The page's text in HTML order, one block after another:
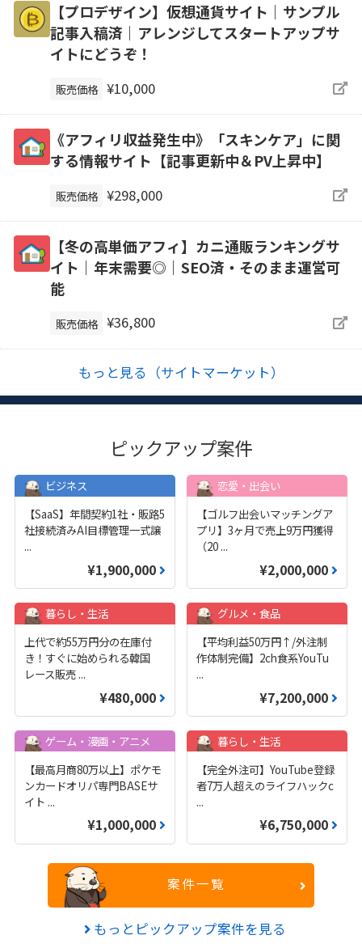
【プロデザイン】仮想通貨サイト｜サンプル
記事入稿済｜アレンジしてスタートアップサ
イトにどうぞ！
販売価格 ¥10,000
《アフィリ収益発生中》「スキンケア」に関
する情報サイト【記事更新中＆PV上昇中】
販売価格 ¥298,000
【冬の高単価アフィ】カニ通販ランキングサ
イト｜年末需要◎｜SEO済・そのまま運営可
能
販売価格 ¥36,800
もっと見る（サイトマーケット）
ピックアップ案件
ビジネス
【SaaS】年間契約1社・販路5
社接続済みAI目標管理一式譲
...
¥1,900,000
恋愛・出会い
【ゴルフ出会いマッチングア
プリ】3ヶ月で売上9万円獲得
（20 ...
¥2,000,000
暮らし・生活
上代で約55万円分の在庫付
き！すぐに始められる韓国
レース販売 ...
¥480,000
グルメ・食品
【平均利益50万円↑/外注制
作体制完備】2ch食系YouTu
...
¥7,200,000
ゲーム・漫画・アニメ
【最高月商80万以上】ポケモ
ンカードオリパ専門BASEサ
イト ...
¥1,000,000
暮らし・生活
【完全外注可】YouTube登録
者7万人超えのライフハックc
...
¥6,750,000
案件一覧
もっとピックアップ案件を見る